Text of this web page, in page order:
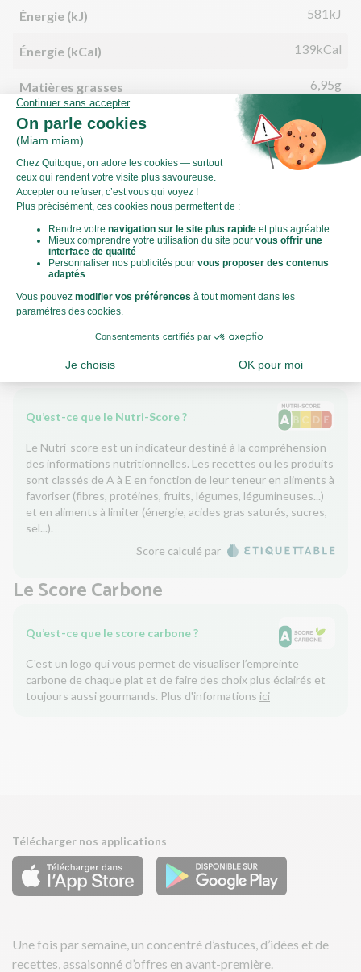
Énergie (kJ) 581kJ
Énergie (kCal) 139kCal
Matières grasses 6,95g
dont acides gras saturés 0,11g
Glucides 12,40g
dont sucre
Fibres 2,14g
Protéines 5,50g
Sel
Le Nutri-Score
Qu’est-ce que le Nutri-Score ?
Le Nutri-score est un indicateur destiné à la compréhension
des informations nutritionnelles. Les recettes ou les produits
sont classés de A à E en fonction de leur teneur en aliments à
favoriser (fibres, protéines, fruits, légumes, légumineuses...)
et en aliments à limiter (énergie, acides gras saturés, sucres,
sel...).
Score calculé par
Le Score Carbone
Qu’est-ce que le score carbone ?
C'est un logo qui vous permet de visualiser l’empreinte
carbone de chaque plat et de faire des choix plus éclairés et
toujours aussi gourmands. Plus d'informations ici
Télécharger nos applications
Une fois par semaine, un concentré d’astuces, d’idées et de
recettes, assaisonné d’offres en avant-première.